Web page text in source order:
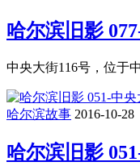
哈尔滨旧影
中央大街116号，位于
哈尔滨故事 2016-10-28
哈尔滨旧影